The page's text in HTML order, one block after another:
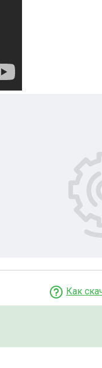
Как